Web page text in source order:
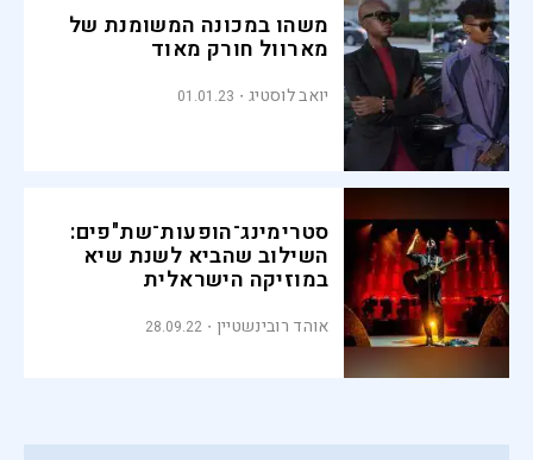
משהו במכונה המשומנת של
מארוול חורק מאוד
יואב לוסטיג 01.01.23
סטרימינג־הופעות־שת"פים:
השילוב שהביא לשנת שיא
במוזיקה הישראלית
אוהד רובינשטיין 28.09.22